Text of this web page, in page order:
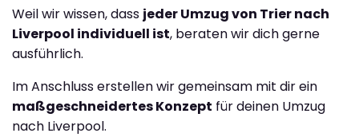
Weil wir wissen, dass jeder Umzug von Trier nach
Liverpool individuell ist, beraten wir dich gerne
ausführlich.
Im Anschluss erstellen wir gemeinsam mit dir ein
maßgeschneidertes Konzept für deinen Umzug
nach Liverpool.